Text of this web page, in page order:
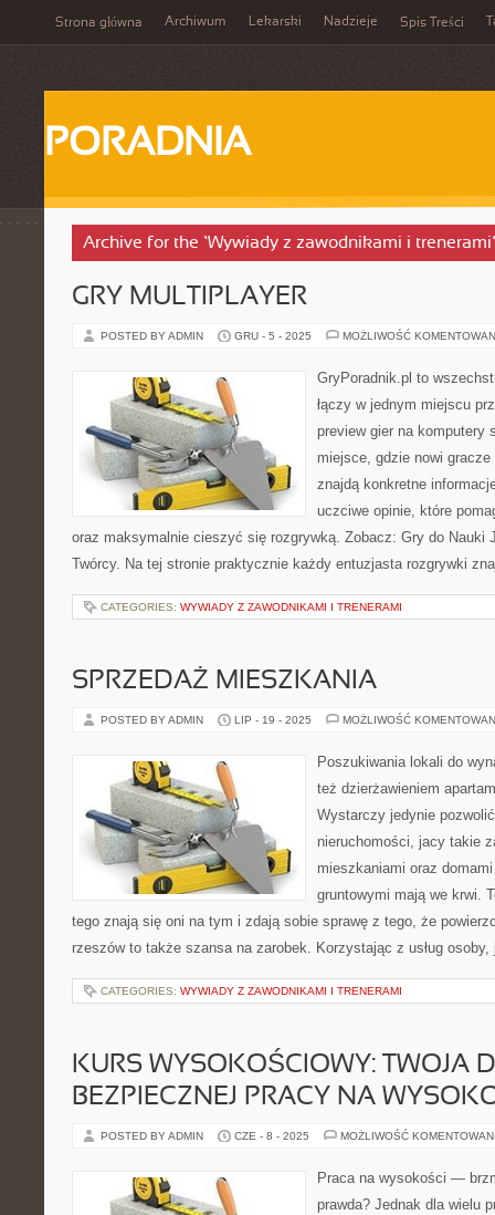
Strona główna Archiwum Lekarski Nadzieje Spis Treści
PORADNIA
Archive for the ‘Wywiady z zawodnikami i
GRY MULTIPLAYER
POSTED BY ADMIN GRU - 5 - 2025 MOŻLIWOŚĆ
GryPoradnik.pl to
łączy w jednym miejscu
preview gier na komputery
miejsce, gdzie nowi
znajdą konkretne
uczciwe opinie, które
oraz maksymalnie cieszyć się rozgrywką. Zobacz: Gry do Nauki
Twórcy. Na tej stronie praktycznie każdy entuzjasta rozgrywki
CATEGORIES: WYWIADY Z ZAWODNIKAMI I TRENERAMI
SPRZEDAŻ MIESZKANIA
POSTED BY ADMIN LIP - 19 - 2025 MOŻLIWOŚĆ
Poszukiwania lokali do
też dzierżawieniem
Wystarczy jedynie
nieruchomości, jacy takie
mieszkaniami oraz
gruntowymi mają we krwi.
tego znają się oni na tym i zdają sobie sprawę z tego, że
rzeszów to także szansa na zarobek. Korzystając z usług
CATEGORIES: WYWIADY Z ZAWODNIKAMI I TRENERAMI
KURS WYSOKOŚCIOWY: TWOJA
BEZPIECZNEJ PRACY NA
POSTED BY ADMIN CZE - 8 - 2025 MOŻLIWOŚĆ
Praca na wysokości —
prawda? Jednak dla wielu